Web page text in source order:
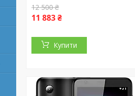
12 500 ₴
11 883 ₴
Купити